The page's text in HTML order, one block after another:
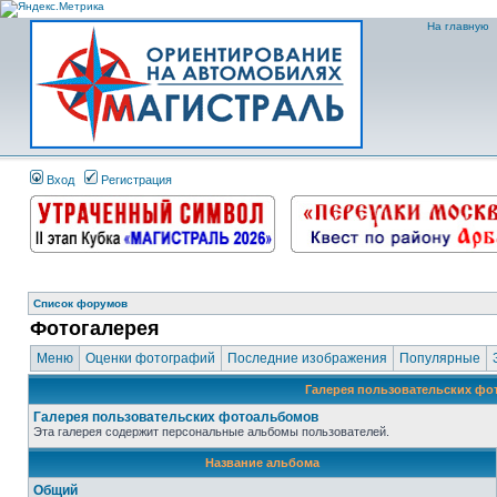
На главную
Вход Регистрация
Список форумов
Фотогалерея
Меню Оценки фотографий Последние изображения Популярные
Галерея пользовательских
Галерея пользовательских фотоальбомов
Эта галерея содержит персональные альбомы пользователей.
Название альбома
Общий